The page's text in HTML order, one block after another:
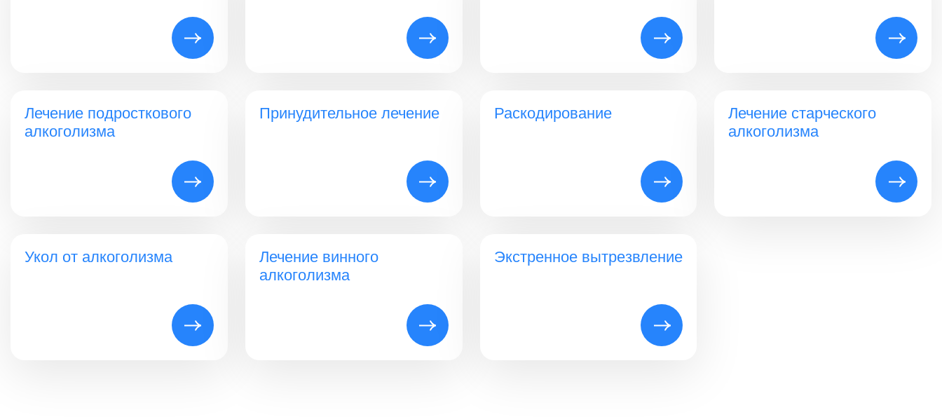
Лечение подросткового
алкоголизма
Принудительное лечение Раскодирование
Лечение старческого
алкоголизма
Укол от алкоголизма
Лечение винного
алкоголизма
Экстренное вытрезвление